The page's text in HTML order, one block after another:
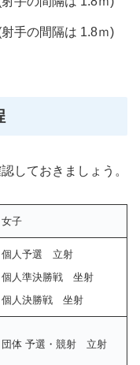
手の間隔は 1.8ｍ)
しておきましょう。
女子
個人予選 立射
個人準決勝戦 坐射
個人決勝戦 坐射
団体 予選・競射 立射